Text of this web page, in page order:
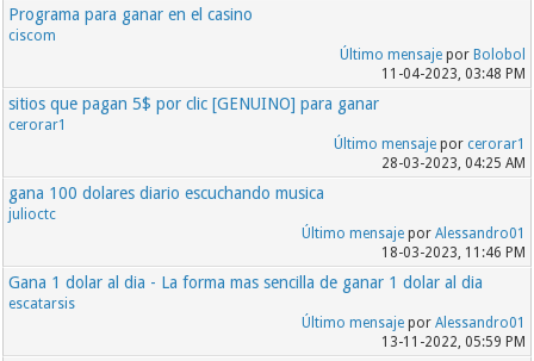
Programa para ganar en el casino
ciscom
Último mensajepor Bolobol
11-04-2023, 03:48 PM
sitios que pagan 5$ por clic [GENUINO] para ganar
cerorar1
Último mensajepor cerorar1
28-03-2023, 04:25 AM
gana 100 dolares diario escuchando musica
julioctc
Último mensajepor Alessandro01
18-03-2023, 11:46 PM
Gana 1 dolar al dia - La forma mas sencilla de ganar 1 dolar al dia
escatarsis
Último mensajepor Alessandro01
13-11-2022, 05:59 PM